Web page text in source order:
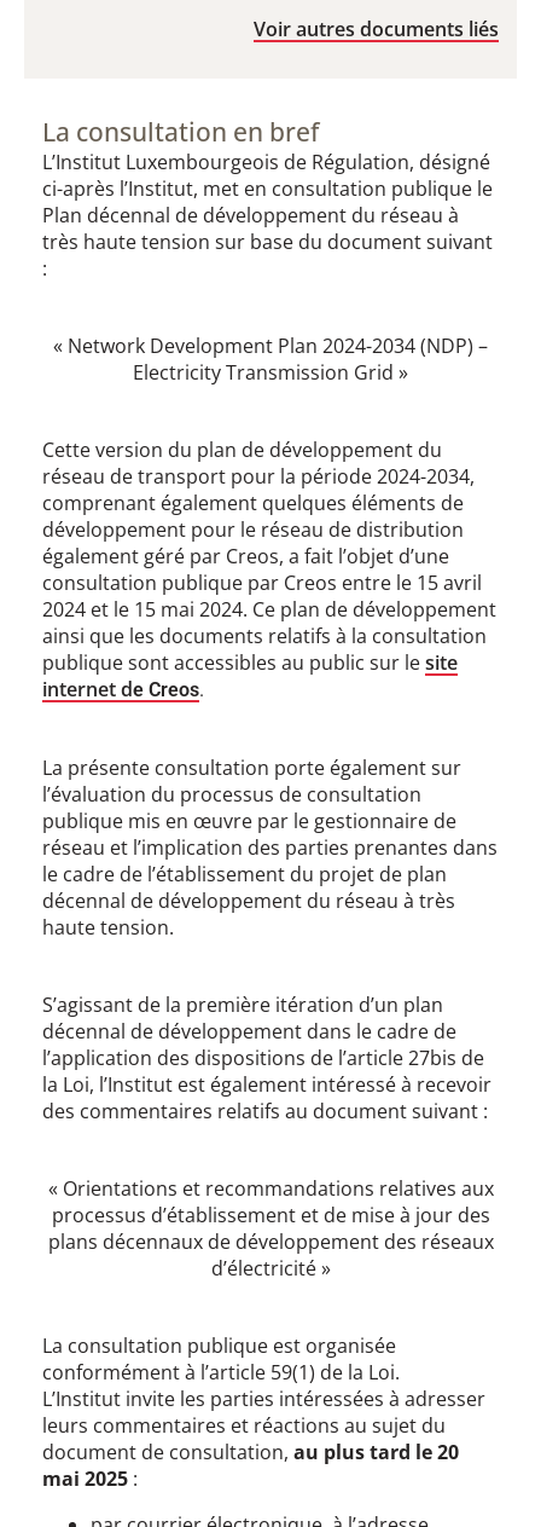
Voir autres documents liés
La consultation en bref
L’Institut Luxembourgeois de Régulation, désigné
ci-après l’Institut, met en consultation publique le
Plan décennal de développement du réseau à
très haute tension sur base du document suivant
:
« Network Development Plan 2024-2034 (NDP) –
Electricity Transmission Grid »
Cette version du plan de développement du
réseau de transport pour la période 2024-2034,
comprenant également quelques éléments de
développement pour le réseau de distribution
également géré par Creos, a fait l’objet d’une
consultation publique par Creos entre le 15 avril
2024 et le 15 mai 2024. Ce plan de développement
ainsi que les documents relatifs à la consultation
publique sont accessibles au public sur lesite
internet de Creos.
La présente consultation porte également sur
l’évaluation du processus de consultation
publique mis en œuvre par le gestionnaire de
réseau et l’implication des parties prenantes dans
le cadre de l’établissement du projet de plan
décennal de développement du réseau à très
haute tension.
S’agissant de la première itération d’un plan
décennal de développement dans le cadre de
l’application des dispositions de l’article 27bis de
la Loi, l’Institut est également intéressé à recevoir
des commentaires relatifs au document suivant :
« Orientations et recommandations relatives aux
processus d’établissement et de mise à jour des
plans décennaux de développement des réseaux
d’électricité »
La consultation publique est organisée
conformément à l’article 59(1) de la Loi.
L’Institut invite les parties intéressées à adresser
leurs commentaires et réactions au sujet du
document de consultation, au plus tard le 20
mai 2025 :